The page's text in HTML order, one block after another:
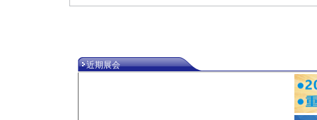
·接杆/泰州市 10000元
·乘用车/深圳市 100000元
·热风枪/泰州市 100000元
近期展会